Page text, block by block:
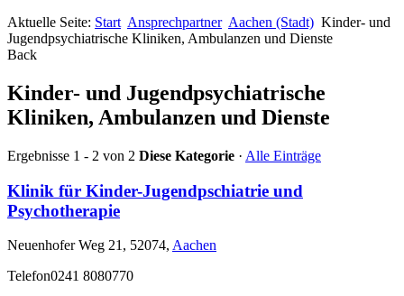
Aktuelle Seite: Start Ansprechpartner Aachen (Stadt) Kinder- und
Jugendpsychiatrische Kliniken, Ambulanzen und Dienste
Back
Kinder- und Jugendpsychiatrische
Kliniken, Ambulanzen und Dienste
Ergebnisse 1 - 2 von 2 Diese Kategorie · Alle Einträge
Klinik für Kinder-Jugendpschiatrie und
Psychotherapie
Neuenhofer Weg 21, 52074, Aachen
Telefon0241 8080770